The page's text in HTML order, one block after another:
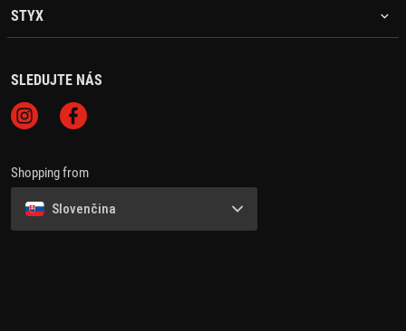
STYX
SLEDUJTE NÁS
Shopping from
Slovenčina